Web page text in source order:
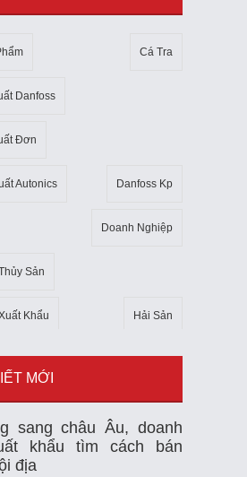
Cá Tra
Danfoss
Đơn
Autonics Danfoss Kp
Doanh Nghiệp
Sản
Khẩu Hải Sản
Kim Ngạch Xuất Khẩu Mẹo
Thủy Sản Nhiệt Kế Tự Ghi
Nuôi Trồng Thủy Sản
MỚI
sang châu Âu, doanh
khẩu tìm cách bán
địa